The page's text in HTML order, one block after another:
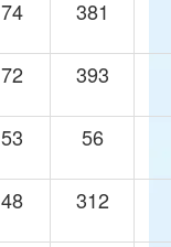
74 381
72 393
53 56
48 312